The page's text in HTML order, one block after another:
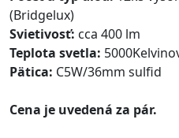
(Bridgelux)
Svietivosť: cca 400 lm
Teplota svetla:
Pätica: C5W/36mm sulfid
Cena je uvedená za pár.